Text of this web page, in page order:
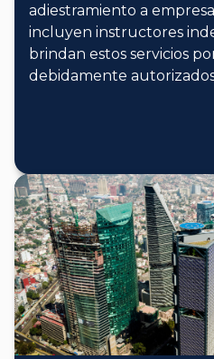
adiestramiento a
incluyen instructores
brindan estos servicios
debidamente